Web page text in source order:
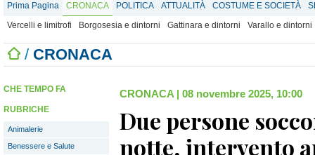
Prima Pagina CRONACA POLITICA ATTUALITÀ COSTUME E SOCIETÀ
Vercelli e limitrofi
Borgosesia e dintorni Gattinara e dintorni Varallo e dintorni
/ CRONACA
CHE TEMPO FA
RUBRICHE
Animalerie
Benessere e Salute
CRONACA | 08 novembre 2025, 10:00
Due persone
notte, intervento